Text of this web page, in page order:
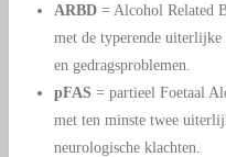
ARBD= Alcohol Related
met de typerende uiterlijke
en gedragsproblemen.
pFAS = partieel Foetaal
met ten minste twee
neurologische klachten.